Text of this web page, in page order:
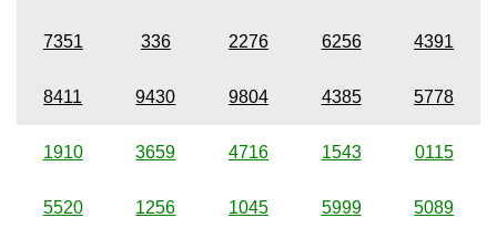
7351 336 2276 6256 4391
8411 9430 9804 4385 5778
1910 3659 4716 1543 0115
5520 1256 1045 5999 5089